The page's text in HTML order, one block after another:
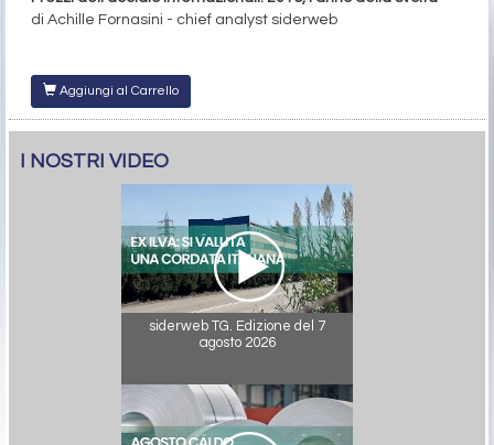
di Achille Fornasini - chief analyst siderweb
Aggiungi al Carrello
I NOSTRI VIDEO
siderweb TG. Edizione del 7
agosto 2026